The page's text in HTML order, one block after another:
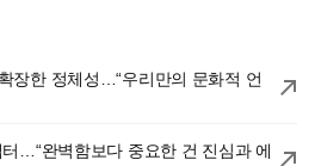
장한 정체성…“우리만의 문화적 언
터…“완벽함보다 중요한 건 진심과 에